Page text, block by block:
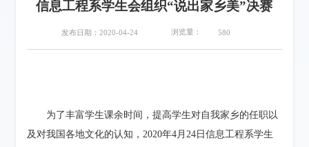
信息工程系学生会组织“说出家乡美”决赛
发布日期：2020-04-24 浏览量： 580
为了丰富学生课余时间，提高学生对自我家乡的任职以
及对我国各地文化的认知，2020年4月24日信息工程系学生